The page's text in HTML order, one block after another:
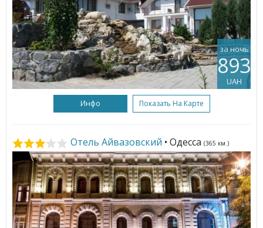
за ночь
893
UAH
Инфо Показать На Карте
Отель Айвазовский • Одесса (365 км.)